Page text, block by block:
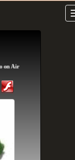
Air